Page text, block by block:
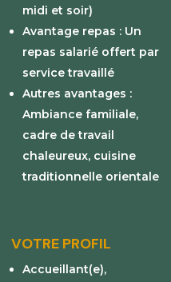
midi et soir)
Avantage repas : Un
repas salarié offert par
service travaillé
Autres avantages :
Ambiance familiale,
cadre de travail
chaleureux, cuisine
traditionnelle orientale
VOTRE PROFIL
Accueillant(e),